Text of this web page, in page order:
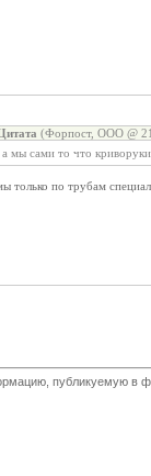
(Форпост, ООО @
а мы сами то что
только по трубам
публикуемую